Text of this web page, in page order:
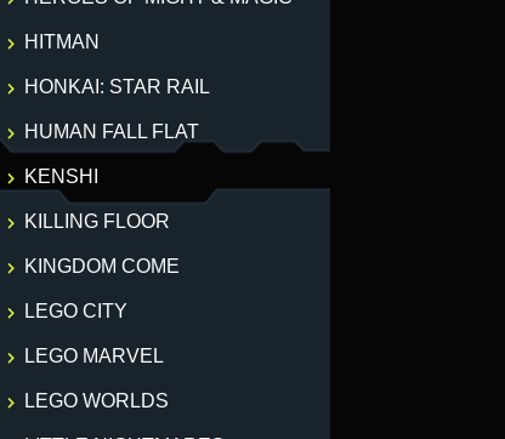
HITMAN
HONKAI: STAR RAIL
HUMAN FALL FLAT
KENSHI
KILLING FLOOR
KINGDOM COME
LEGO CITY
LEGO MARVEL
LEGO WORLDS